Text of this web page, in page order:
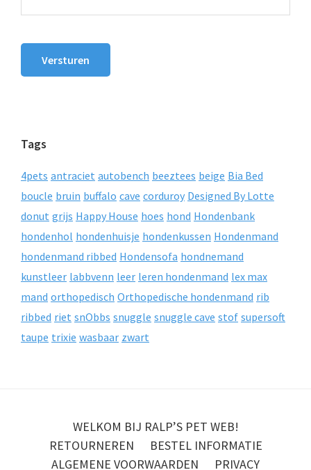
Versturen
Tags
4pets antraciet autobench beeztees beige Bia Bed
boucle bruin buffalo cave corduroy Designed By Lotte
donut grijs Happy House hoes hond Hondenbank
hondenhol hondenhuisje hondenkussen Hondenmand
hondenmand ribbed Hondensofa hondnemand
kunstleer labbvenn leer leren hondenmand lex max
mand orthopedisch Orthopedische hondenmand rib
ribbed riet snObbs snuggle snuggle cave stof supersoft
taupe trixie wasbaar zwart
WELKOM BIJ RALP’S PET WEB!
RETOURNEREN
BESTEL INFORMATIE
ALGEMENE VOORWAARDEN
PRIVACY